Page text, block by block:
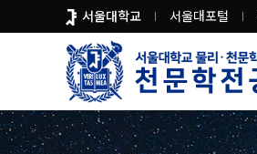
로
뉴
서울대학교 서울대포털